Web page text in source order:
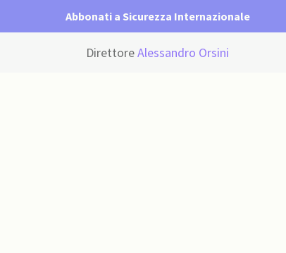
Abbonati a Sicurezza Internazionale
DirettoreAlessandro Orsini